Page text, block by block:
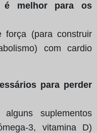
melhor para os
(para construir
com cardio
para perder
suplementos
3, vitamina D)